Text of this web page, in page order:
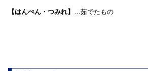
【はんぺん・つみれ】 …茹でたもの